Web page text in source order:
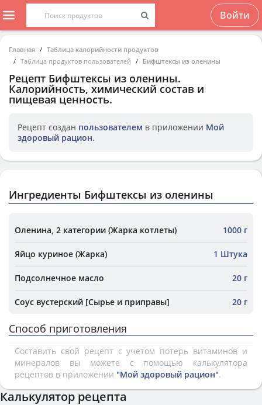
Войти
Главная
Таблица калорийности продуктов
Таблица продуктов пользователей
Бифштексы из оленины
Рецепт Бифштексы из оленины.
Калорийность, химический состав и
пищевая ценность.
Рецепт создан пользователем в приложении Мой
здоровый рацион.
Ингредиенты Бифштексы из оленины
Оленина, 2 категории (Жарка котлеты) 1000 г
Яйцо куриное (Жарка) 1 Штука
Подсолнечное масло 20 г
Соус вустерский [Сырье и приправы] 20 г
Способ приготовления
Составить свой рецепт с учетом потерь витаминов и
минералов вы можете с помощью калькулятора
рецептов в приложении "Мой здоровый рацион".
Калькулятор рецепта